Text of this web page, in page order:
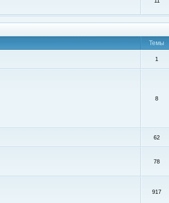
Темы
1
8
62
78
917